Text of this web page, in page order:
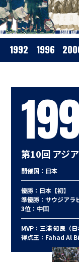
1992 1996
第10回 アジ
開催国：日本
優勝：日本【初】
準優勝：サウジアラ
3位：中国
MVP：三浦 知良（日
得点王：Fahad Al